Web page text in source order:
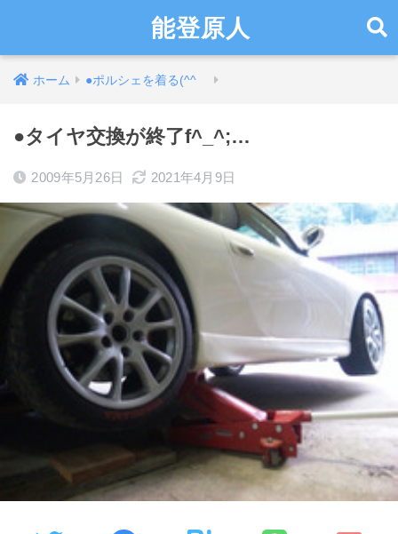
能登原人
ホーム ●ポルシェを着る(^^ゞ
●タイヤ交換が終了f^_^;…
2009年5月26日 2021年4月9日